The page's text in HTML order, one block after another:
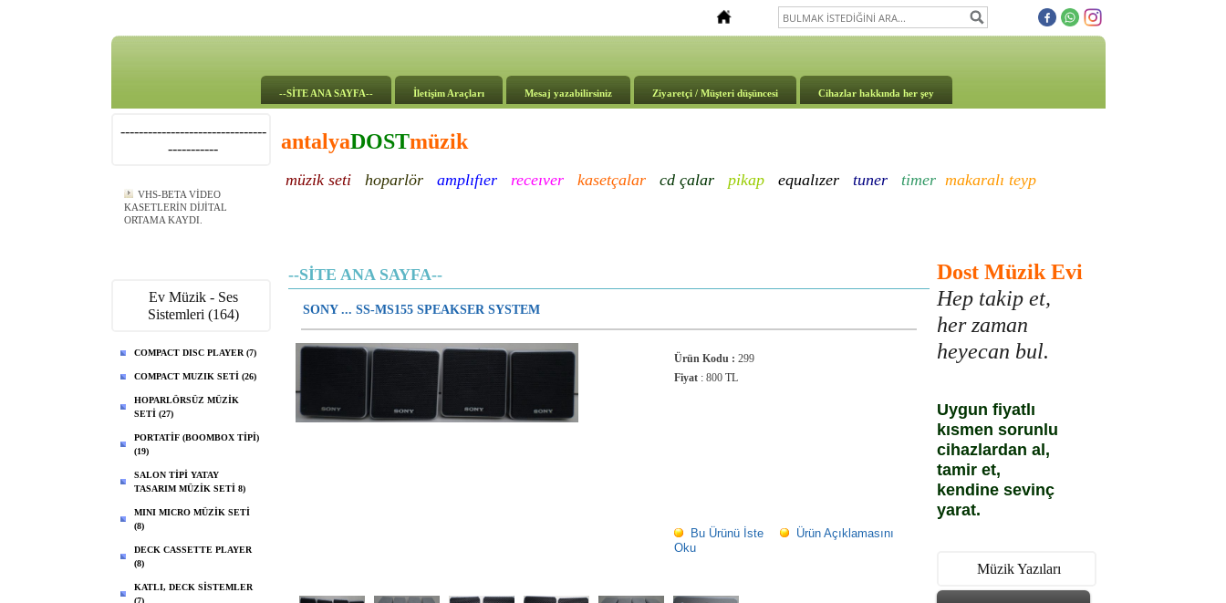
--SİTE ANA SAYFA-- İletişim Araçları Mesaj yazabilirsiniz Ziyaretçi / Müşteri düşüncesi Cihazlar hakkında her şey
--------------------------------
-----------
VHS-BETA VİDEO
KASETLERİN DİJİTAL
ORTAMA KAYDI.
Ev Müzik - Ses
Sistemleri (164)
COMPACT DISC PLAYER (7)
COMPACT MUZIK SETİ (26)
HOPARLÖRSÜZ MÜZİK
SETİ (27)
PORTATİF (BOOMBOX TİPİ)
(19)
SALON TİPİ YATAY
TASARIM MÜZİK SETİ 8)
MINI MICRO MÜZİK SETİ
(8)
DECK CASSETTE PLAYER
(8)
KATLI, DECK SİSTEMLER
(7)
antalyaDOSTmüzik
müzik seti hoparlör amplıfıer receıver kasetçalar cd çalar pikap equalızer tuner timer makaralı teyp
--SİTE ANA SAYFA--
SONY ... SS-MS155 SPEAKSER SYSTEM
Ürün Kodu : 299
Fiyat : 800 TL
Bu Ürünü İste
Ürün Açıklamasını
Oku
Dost Müzik Evi
Hep takip et,
her zaman
heyecan bul.
Uygun fiyatlı
kısmen sorunlu
cihazlardan al,
tamir et,
kendine sevinç
yarat.
Müzik Yazıları